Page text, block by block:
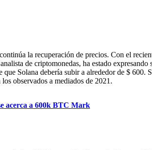
la recuperación de precios. Con el
de criptomonedas, ha estado
Solana debería subir a alrededor de $ 600.
observados a mediados de 2021.
acerca a 600k BTC Mark